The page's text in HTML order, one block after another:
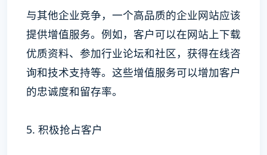
与其他企业竞争，一个高品质的企业网站应该
提供增值服务。例如，客户可以在网站上下载
优质资料、参加行业论坛和社区，获得在线咨
询和技术支持等。这些增值服务可以增加客户
的忠诚度和留存率。
5. 积极抢占客户